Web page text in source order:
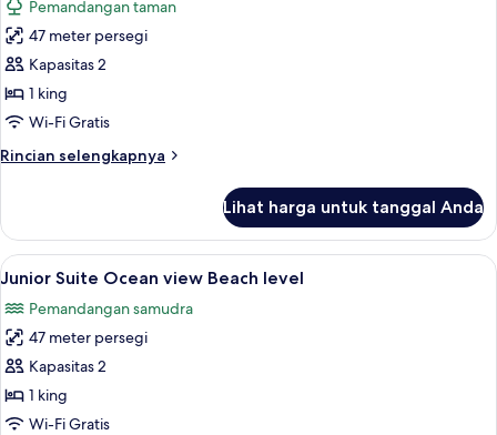
Beach
level
foto
untuk
Junior
Suite
Garden
Top
Pemandangan taman
47 meter persegi
Kapasitas 2
1 king
Wi-Fi Gratis
Rincian selengkapnya
Rincian
Junior
Suite
Garden
Top
level
Lihat harga untuk tanggal Anda
Lihat
semua
foto
untuk
Junior
Suite
Ocean
Junior Suite Ocean view Beach level
8
Junior Suite Ocean view Beach level
Pemandangan samudra
47 meter persegi
Kapasitas 2
1 king
Wi-Fi Gratis